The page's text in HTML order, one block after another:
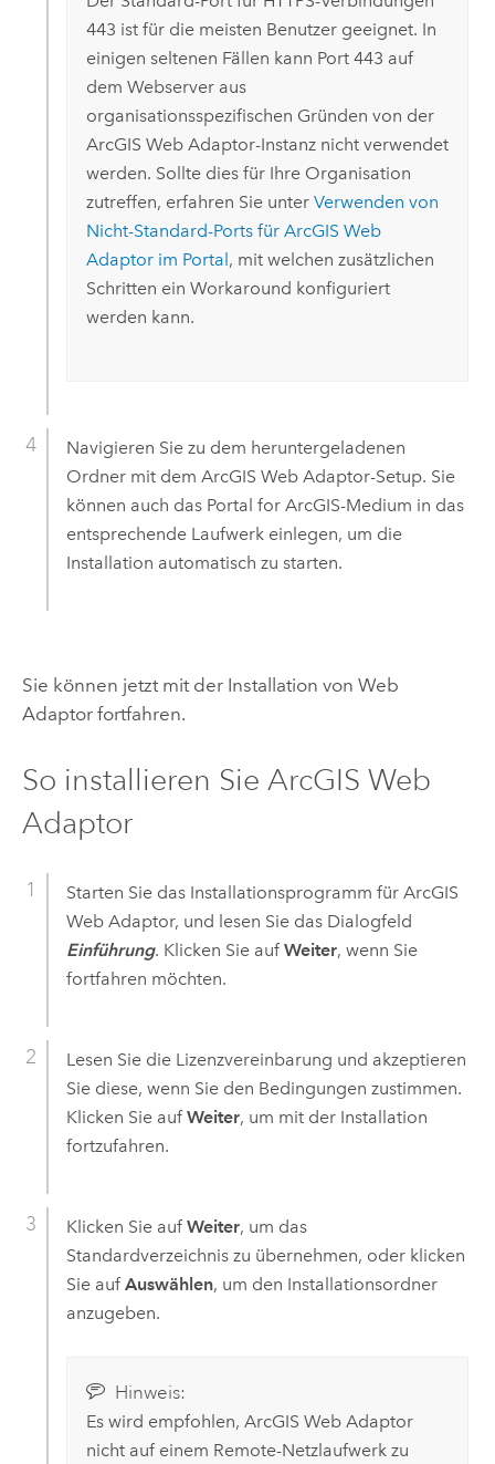
443 ist für die meisten Benutzer geeignet. In
einigen seltenen Fällen kann Port 443 auf
dem Webserver aus
organisationsspezifischen Gründen von der
ArcGIS Web Adaptor-Instanz nicht verwendet
werden. Sollte dies für Ihre Organisation
zutreffen, erfahren Sie unter Verwenden von
Nicht-Standard-Ports für ArcGIS Web
Adaptorim Portal, mit welchen zusätzlichen
Schritten ein Workaround konfiguriert
werden kann.
Navigieren Sie zu dem heruntergeladenen
Ordner mit dem ArcGIS Web Adaptor-Setup. Sie
können auch das Portal for ArcGIS-Medium in das
entsprechende Laufwerk einlegen, um die
Installation automatisch zu starten.
Sie können jetzt mit der Installation von Web
Adaptor fortfahren.
So installieren Sie ArcGIS Web
Adaptor
Starten Sie das Installationsprogramm für ArcGIS
Web Adaptor, und lesen Sie das Dialogfeld
Einführung. Klicken Sie auf Weiter, wenn Sie
fortfahren möchten.
Lesen Sie die Lizenzvereinbarung und akzeptieren
Sie diese, wenn Sie den Bedingungen zustimmen.
Klicken Sie auf Weiter, um mit der Installation
fortzufahren.
Klicken Sie auf Weiter, um das
Standardverzeichnis zu übernehmen, oder klicken
Sie auf Auswählen, um den Installationsordner
anzugeben.
Hinweis:
Es wird empfohlen, ArcGIS Web Adaptor
nicht auf einem Remote-Netzlaufwerk zu